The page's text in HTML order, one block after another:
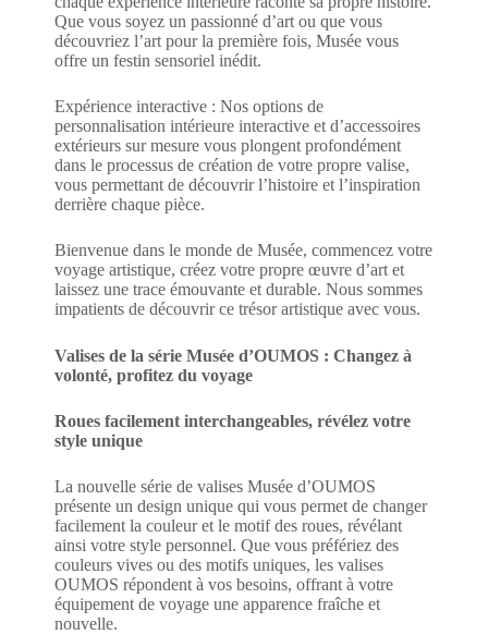
v
e
:
Que vous soyez un passionné d’art ou que vous
découvriez l’art pour la première fois, Musée vous
offre un festin sensoriel inédit.
Expérience interactive : Nos options de
personnalisation intérieure interactive et d’accessoires
extérieurs sur mesure vous plongent profondément
dans le processus de création de votre propre valise,
vous permettant de découvrir l’histoire et l’inspiration
derrière chaque pièce.
Bienvenue dans le monde de Musée, commencez votre
voyage artistique, créez votre propre œuvre d’art et
laissez une trace émouvante et durable. Nous sommes
impatients de découvrir ce trésor artistique avec vous.
Valises de la série Musée d’OUMOS : Changez à
volonté, profitez du voyage
Roues facilement interchangeables, révélez votre
style unique
La nouvelle série de valises Musée d’OUMOS
présente un design unique qui vous permet de changer
facilement la couleur et le motif des roues, révélant
ainsi votre style personnel. Que vous préfériez des
couleurs vives ou des motifs uniques, les valises
OUMOS répondent à vos besoins, offrant à votre
équipement de voyage une apparence fraîche et
nouvelle.